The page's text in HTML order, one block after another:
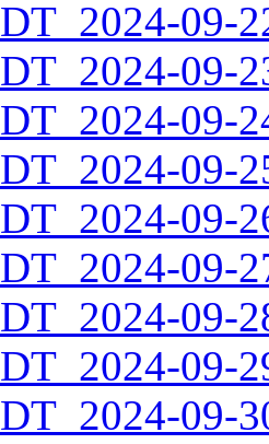
09-
09-
09-
09-
09-
09-
09-
09-
09-